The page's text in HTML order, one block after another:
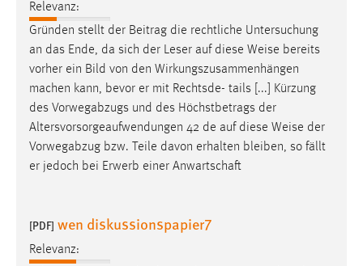
Relevanz:
Gründen stellt der Beitrag die rechtliche Untersuchung
an das Ende, da sich der Leser auf diese Weise bereits
vorher ein Bild von den Wirkungszusammenhängen
machen kann, bevor er mit Rechtsde- tails [...] Kürzung
des Vorwegabzugs und des Höchstbetrags der
Altersvorsorgeaufwendungen 42 de auf diese Weise der
Vorwegabzug bzw. Teile davon erhalten bleiben, so fällt
er jedoch bei Erwerb einer Anwartschaft
[PDF] wen diskussionspapier7
Relevanz:
fe_user, be_user, be_lastLoginProvider
Zweck:
Dieser Cookie ist notwendig um sich an der Website
einloggen zu können.
Cookie Laufzeit:
Diese Informationen helfen uns zu verstehen, wie
unsere Besucher unsere Website nutzen.